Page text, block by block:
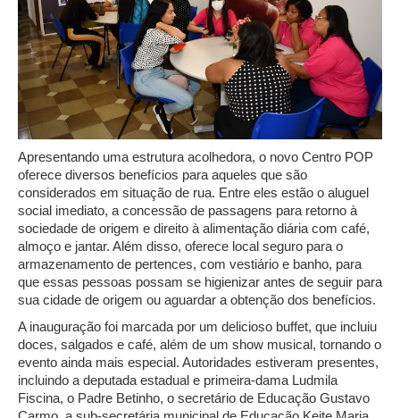
Apresentando uma estrutura acolhedora, o novo Centro POP
oferece diversos benefícios para aqueles que são
considerados em situação de rua. Entre eles estão o aluguel
social imediato, a concessão de passagens para retorno à
sociedade de origem e direito à alimentação diária com café,
almoço e jantar. Além disso, oferece local seguro para o
armazenamento de pertences, com vestiário e banho, para
que essas pessoas possam se higienizar antes de seguir para
sua cidade de origem ou aguardar a obtenção dos benefícios.
A inauguração foi marcada por um delicioso buffet, que incluiu
doces, salgados e café, além de um show musical, tornando o
evento ainda mais especial. Autoridades estiveram presentes,
incluindo a deputada estadual e primeira-dama Ludmila
Fiscina, o Padre Betinho, o secretário de Educação Gustavo